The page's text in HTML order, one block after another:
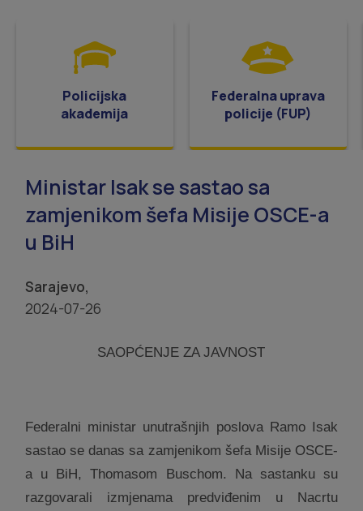
Policijska
akademija
Federalna uprava
policije (FUP)
Ministar Isak se sastao sa
zamjenikom šefa Misije OSCE-a
u BiH
Sarajevo,
2024-07-26
SAOPĆENJE ZA JAVNOST
Federalni ministar unutrašnjih poslova Ramo Isak
sastao se danas sa zamjenikom šefa Misije OSCE-
a u BiH, Thomasom Buschom. Na sastanku su
razgovarali izmjenama predviđenim u Nacrtu